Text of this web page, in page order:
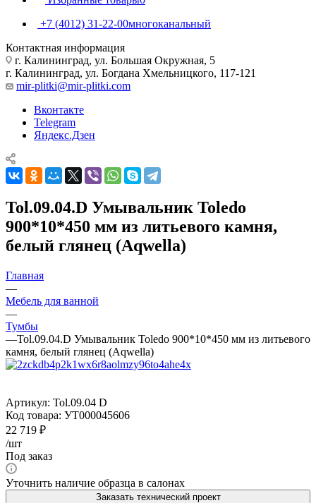
+7 (4012) 31-22-00многоканальный
Контактная информация
г. Калининград, ул. Большая Окружная, 5
г. Калининград, ул. Богдана Хмельницкого, 117-121
mir-plitki@mir-plitki.com
Вконтакте
Telegram
Яндекс.Дзен
Tol.09.04.D Умывальник Toledo
900*10*450 мм из литьевого камня,
белый глянец (Aqwella)
Главная
—
Мебель для ванной
—
Тумбы
—Tol.09.04.D Умывальник Toledo 900*10*450 мм из литьевого
камня, белый глянец (Aqwella)
Артикул: Tol.09.04 D
Код товара: УТ000045606
22 719 ₽
/шт
Под заказ
Уточнить наличие образца в салонах
Заказать технический проект